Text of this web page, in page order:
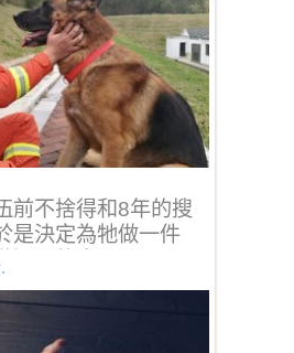
前不捨得和8年的搜
是決定為牠做一件
過」的事！